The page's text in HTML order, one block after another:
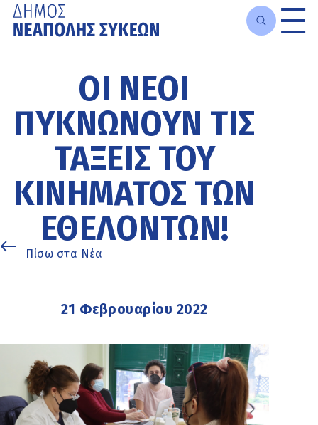
περιεχόμενοΟΙ ΝΈΟΙ
ΠΥΚΝΏΝΟΥΝ ΤΙΣ
ΤΆΞΕΙΣ ΤΟΥ
ΚΙΝΉΜΑΤΟΣ ΤΩΝ
ΕΘΕΛΟΝΤΏΝ!
Πίσω στα Νέα
21 Φεβρουαρίου 2022